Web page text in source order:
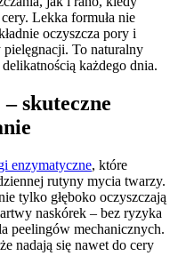
Lekka formuła nie
oczyszcza pory i
To naturalny
każdego dnia.
skuteczne
enzymatyczne, które
rutyny mycia twarzy.
tylko głęboko oczyszczają
naskórek – bez ryzyka
peelingów mechanicznych.
nadają się nawet do cery